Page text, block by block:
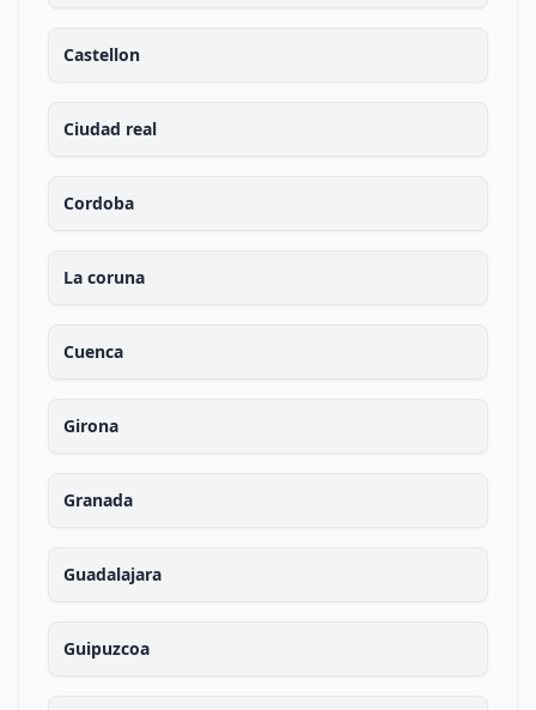
Castellon
Ciudad real
Cordoba
La coruna
Cuenca
Girona
Granada
Guadalajara
Guipuzcoa